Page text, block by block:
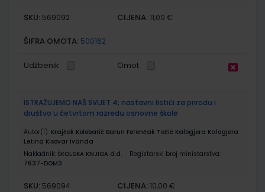
SKU: 569092 CIJENA: 11,00 €
ŠIFRA OMOTA: 500162
Udžbenik Omot
ISTRAŽUJEMO NAŠ SVIJET 4; nastavni listići za prirodu i
društvo u četvrtom razredu osnovne škole
Autor(i): Krajček Kolobarić Barun Ferenčak Tečić Kalogjera Kalogjera
Letina Kisovar Ivanda
Nakladnik: ŠKOLSKA KNJIGA d.d.
Registarski broj ministarstva:
7637-DOM3
SKU: 569094 CIJENA: 10,00 €